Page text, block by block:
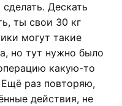
Дескать
ты свои 30 кг
могут такие
но тут нужно было
какую-то
Ещё раз повторяю,
действия, не